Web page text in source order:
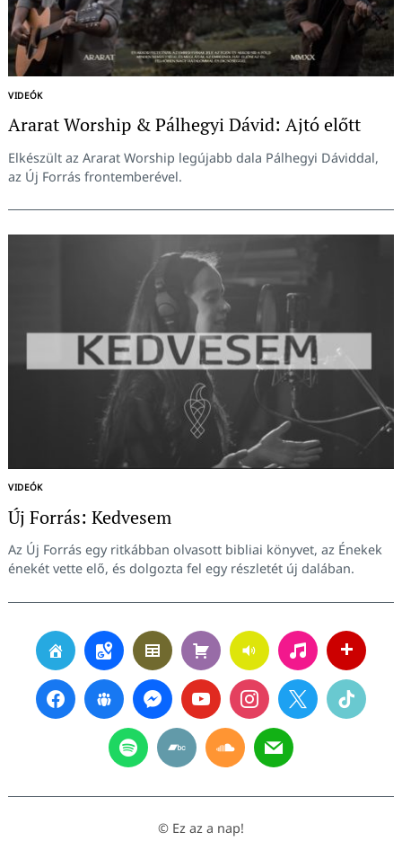
VIDEÓK
Ararat Worship & Pálhegyi Dávid: Ajtó előtt
Elkészült az Ararat Worship legújabb dala Pálhegyi Dáviddal,
az Új Forrás frontemberével.
VIDEÓK
Új Forrás: Kedvesem
Az Új Forrás egy ritkábban olvasott bibliai könyvet, az Énekek
énekét vette elő, és dolgozta fel egy részletét új dalában.
© Ez az a nap!